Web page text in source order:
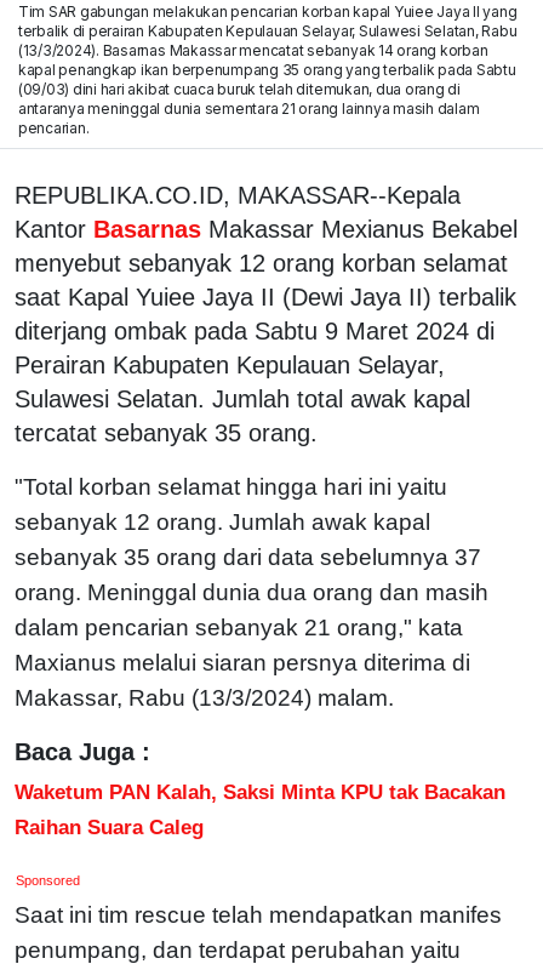
Tim SAR gabungan melakukan pencarian korban kapal Yuiee Jaya II yang
terbalik di perairan Kabupaten Kepulauan Selayar, Sulawesi Selatan, Rabu
(13/3/2024). Basarnas Makassar mencatat sebanyak 14 orang korban
kapal penangkap ikan berpenumpang 35 orang yang terbalik pada Sabtu
(09/03) dini hari akibat cuaca buruk telah ditemukan, dua orang di
antaranya meninggal dunia sementara 21 orang lainnya masih dalam
pencarian.
REPUBLIKA.CO.ID, MAKASSAR--Kepala
Kantor Basarnas Makassar Mexianus Bekabel
menyebut sebanyak 12 orang korban selamat
saat Kapal Yuiee Jaya II (Dewi Jaya II) terbalik
diterjang ombak pada Sabtu 9 Maret 2024 di
Perairan Kabupaten Kepulauan Selayar,
Sulawesi Selatan. Jumlah total awak kapal
tercatat sebanyak 35 orang.
"Total korban selamat hingga hari ini yaitu
sebanyak 12 orang. Jumlah awak kapal
sebanyak 35 orang dari data sebelumnya 37
orang. Meninggal dunia dua orang dan masih
dalam pencarian sebanyak 21 orang," kata
Maxianus melalui siaran persnya diterima di
Makassar, Rabu (13/3/2024) malam.
Baca Juga :
Waketum PAN Kalah, Saksi Minta KPU tak Bacakan
Raihan Suara Caleg
Sponsored
Saat ini tim rescue telah mendapatkan manifes
penumpang, dan terdapat perubahan yaitu